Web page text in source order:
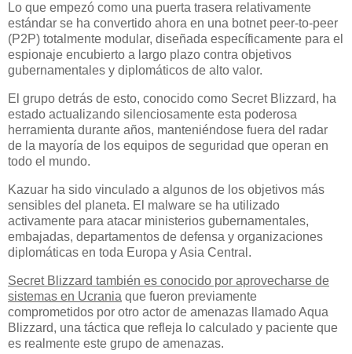
Lo que empezó como una puerta trasera relativamente
estándar se ha convertido ahora en una botnet peer-to-peer
(P2P) totalmente modular, diseñada específicamente para el
espionaje encubierto a largo plazo contra objetivos
gubernamentales y diplomáticos de alto valor.
El grupo detrás de esto, conocido como Secret Blizzard, ha
estado actualizando silenciosamente esta poderosa
herramienta durante años, manteniéndose fuera del radar
de la mayoría de los equipos de seguridad que operan en
todo el mundo.
Kazuar ha sido vinculado a algunos de los objetivos más
sensibles del planeta. El malware se ha utilizado
activamente para atacar ministerios gubernamentales,
embajadas, departamentos de defensa y organizaciones
diplomáticas en toda Europa y Asia Central.
Secret Blizzard también es conocido por aprovecharse de
sistemas en Ucrania que fueron previamente
comprometidos por otro actor de amenazas llamado Aqua
Blizzard, una táctica que refleja lo calculado y paciente que
es realmente este grupo de amenazas.